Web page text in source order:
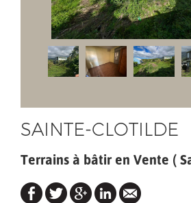
SAINTE-CLOTILDE
Terrains à bâtir en Vente (